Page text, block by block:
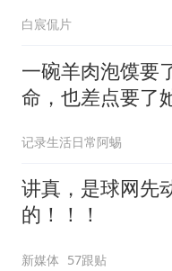
白宸侃片
一碗羊肉泡馍要
命，也差点要了
记录生活日常阿蜴
讲真，是球网先
的！！！
新媒体 57跟贴